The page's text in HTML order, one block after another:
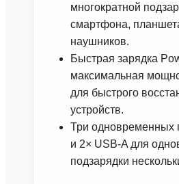
многократной
смартфона,
наушников.
Быстрая зарядка
максимальная
для быстрого
устройств.
Три одновременных
и 2× USB‑A для
подзарядки